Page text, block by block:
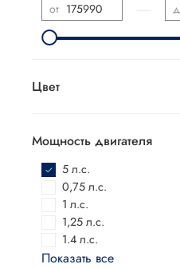
от
Цвет
Мощность двигателя
5 л.с.
0,75 л.с.
1 л.с.
1,25 л.с.
1.4 л.с.
Показать все